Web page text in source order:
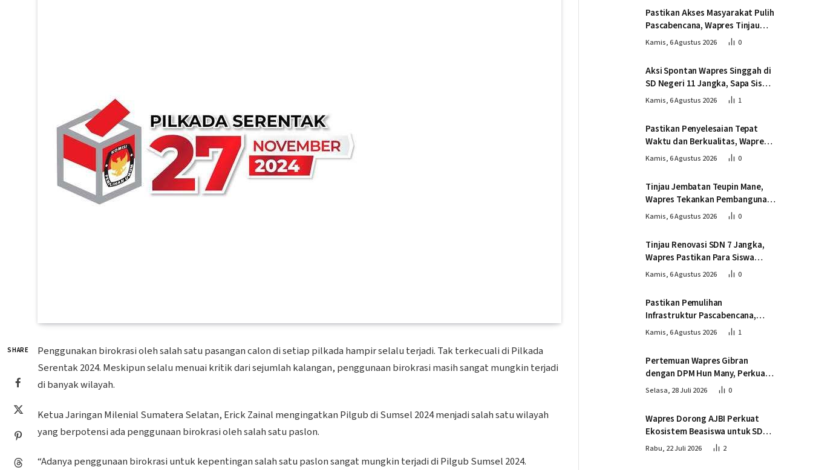
SHARE
Penggunakan birokrasi oleh salah satu pasangan calon di setiap pilkada hampir selalu terjadi. Tak terkecuali di Pilkada
Serentak 2024. Meskipun selalu menuai kritik dari sejumlah kalangan, penggunaan birokrasi masih sangat mungkin terjadi
di banyak wilayah.
Ketua Jaringan Milenial Sumatera Selatan, Erick Zainal mengingatkan Pilgub di Sumsel 2024 menjadi salah satu wilayah
yang berpotensi ada penggunaan birokrasi oleh salah satu paslon.
“Adanya penggunaan birokrasi untuk kepentingan salah satu paslon sangat mungkin terjadi di Pilgub Sumsel 2024.
Pastikan Akses Masyarakat Pulih
Pascabencana, Wapres Tinjau
Pembangunan Jembatan
Kamis, 6 Agustus 2026 0
Aksi Spontan Wapres Singgah di
SD Negeri 11 Jangka, Sapa Siswa
dan Dorong Perbaikan Sekolah
Kamis, 6 Agustus 2026 1
Pastikan Penyelesaian Tepat
Waktu dan Berkualitas, Wapres
Tinjau Pembangunan Jembatan
Kamis, 6 Agustus 2026 0
Tinjau Jembatan Teupin Mane,
Wapres Tekankan Pembangunan
Infrastruktur Berjalan Tepat
Kamis, 6 Agustus 2026 0
Tinjau Renovasi SDN 7 Jangka,
Wapres Pastikan Para Siswa
Kembali Belajar dengan Layak
Kamis, 6 Agustus 2026 0
Pastikan Pemulihan
Infrastruktur Pascabencana,
Wapres Tinjau Progres
Kamis, 6 Agustus 2026 1
Pertemuan Wapres Gibran
dengan DPM Hun Many, Perkuat
Kemitraan Strategis Indonesia –
Selasa, 28 Juli 2026 0
Wapres Dorong AJBI Perkuat
Ekosistem Beasiswa untuk SDM
Unggul Indonesia Timur
Rabu, 22 Juli 2026 2